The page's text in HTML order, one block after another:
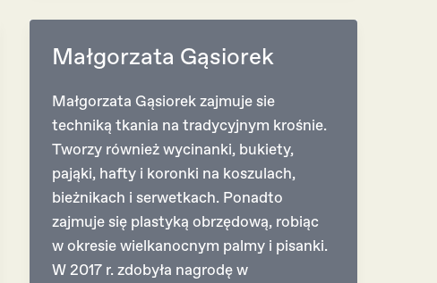
Małgorzata Gąsiorek
Małgorzata Gąsiorek zajmuje sie
techniką tkania na tradycyjnym krośnie.
Tworzy również wycinanki, bukiety,
pająki, hafty i koronki na koszulach,
bieżnikach i serwetkach. Ponadto
zajmuje się plastyką obrzędową, robiąc
w okresie wielkanocnym palmy i pisanki.
W 2017 r. zdobyła nagrodę w